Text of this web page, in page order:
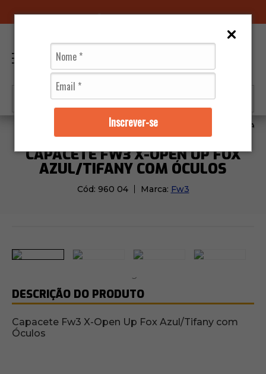
Inscrever-se
Capacete Fw3 X-Open Up Fox
CAPACETE FW3 X-OPEN UP FOX
AZUL/TIFANY COM ÓCULOS
Cód: 960 04 Marca: Fw3
DESCRIÇÃO DO PRODUTO
Capacete Fw3 X-Open Up Fox Azul/Tifany com
Óculos